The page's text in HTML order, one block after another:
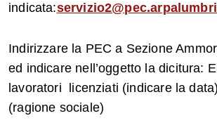
indicata:
Indirizzare la PEC a Sezione
ed indicare nell’oggetto la dicitura:
lavoratori licenziati (indicare la
(ragione sociale)